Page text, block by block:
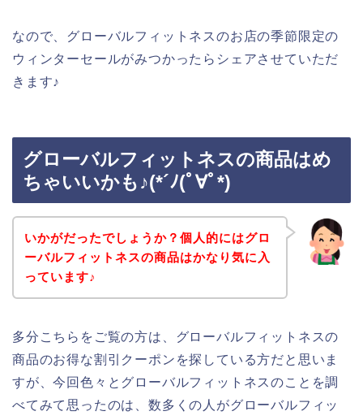
なので、グローバルフィットネスのお店の季節限定の
ウィンターセールがみつかったらシェアさせていただ
きます♪
グローバルフィットネスの商品はめ
ちゃいいかも♪(*´ﾉ(ﾟ∀ﾟ*)
いかがだったでしょうか？個人的にはグロ
ーバルフィットネスの商品はかなり気に入
っています♪
多分こちらをご覧の方は、グローバルフィットネスの
商品のお得な割引クーポンを探している方だと思いま
すが、今回色々とグローバルフィットネスのことを調
べてみて思ったのは、数多くの人がグローバルフィッ